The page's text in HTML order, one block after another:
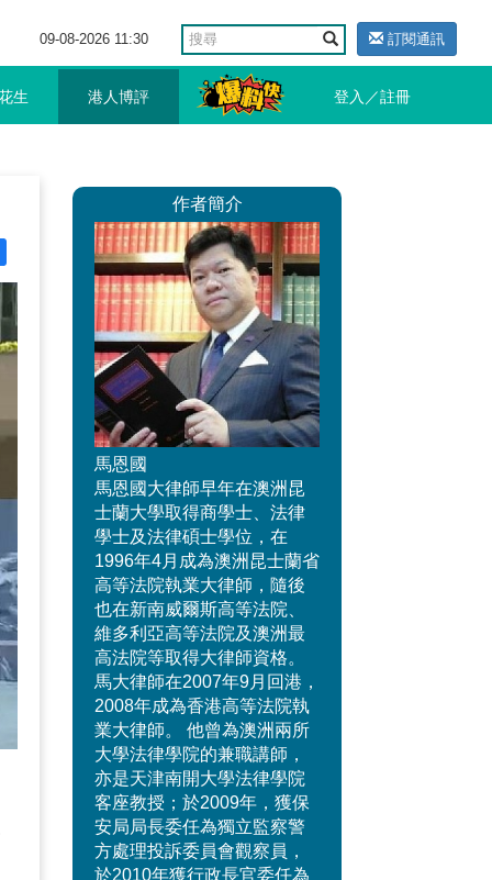
09-08-2026 11:30 訂閱通訊
生 港人博評 登入／註冊
作者簡介
馬恩國
馬恩國大律師早年在澳洲昆
士蘭大學取得商學士、法律
學士及法律碩士學位，在
1996年4月成為澳洲昆士蘭省
高等法院執業大律師，隨後
也在新南威爾斯高等法院、
維多利亞高等法院及澳洲最
高法院等取得大律師資格。
馬大律師在2007年9月回港，
2008年成為香港高等法院執
業大律師。 他曾為澳洲兩所
大學法律學院的兼職講師，
亦是天津南開大學法律學院
客座教授；於2009年，獲保
安局局長委任為獨立監察警
方處理投訴委員會觀察員，
於2010年獲行政長官委任為